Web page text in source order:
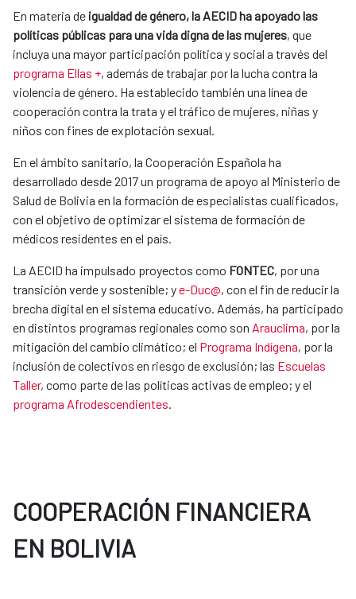
En materia de igualdad de género, la AECID ha apoyado las
políticas públicas para una vida digna de las mujeres, que
incluya una mayor participación política y social a través del
programa Ellas +, además de trabajar por la lucha contra la
violencia de género. Ha establecido también una línea de
cooperación contra la trata y el tráfico de mujeres, niñas y
niños con fines de explotación sexual.
En el ámbito sanitario, la Cooperación Española ha
desarrollado desde 2017 un programa de apoyo al Ministerio de
Salud de Bolivia en la formación de especialistas cualificados,
con el objetivo de optimizar el sistema de formación de
médicos residentes en el país.
La AECID ha impulsado proyectos como FONTEC, por una
transición verde y sostenible; ye-Duc@, con el fin de reducir la
brecha digital en el sistema educativo. Además, ha participado
en distintos programas regionales como son Arauclima, por la
mitigación del cambio climático; el Programa Indígena, por la
inclusión de colectivos en riesgo de exclusión; las Escuelas
Taller, como parte de las políticas activas de empleo; y el
programa Afrodescendientes.
COOPERACIÓN FINANCIERA
EN BOLIVIA